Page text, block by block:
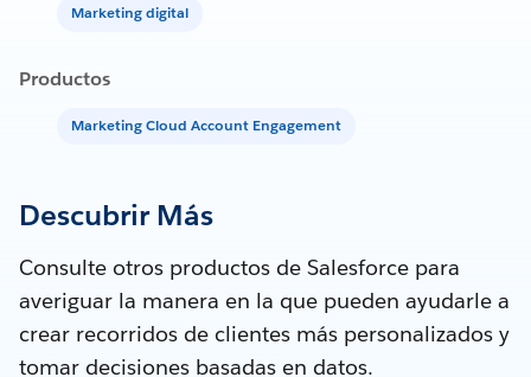
Marketing digital
Productos
Marketing Cloud Account Engagement
Descubrir Más
Consulte otros productos de Salesforce para
averiguar la manera en la que pueden ayudarle a
crear recorridos de clientes más personalizados y
tomar decisiones basadas en datos.